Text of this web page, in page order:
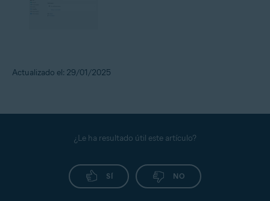
Actualizado el: 29/01/2025
¿Le ha resultado útil este artículo?
SÍ NO